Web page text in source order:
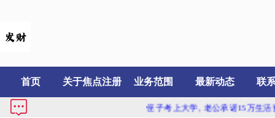
首页 关于焦点注册 业务范围 最新动态 联
侄子考上大学, 老公承诺15万生活